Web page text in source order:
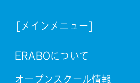
[メインメニュー]
ERABOについて
オープンスクール情報